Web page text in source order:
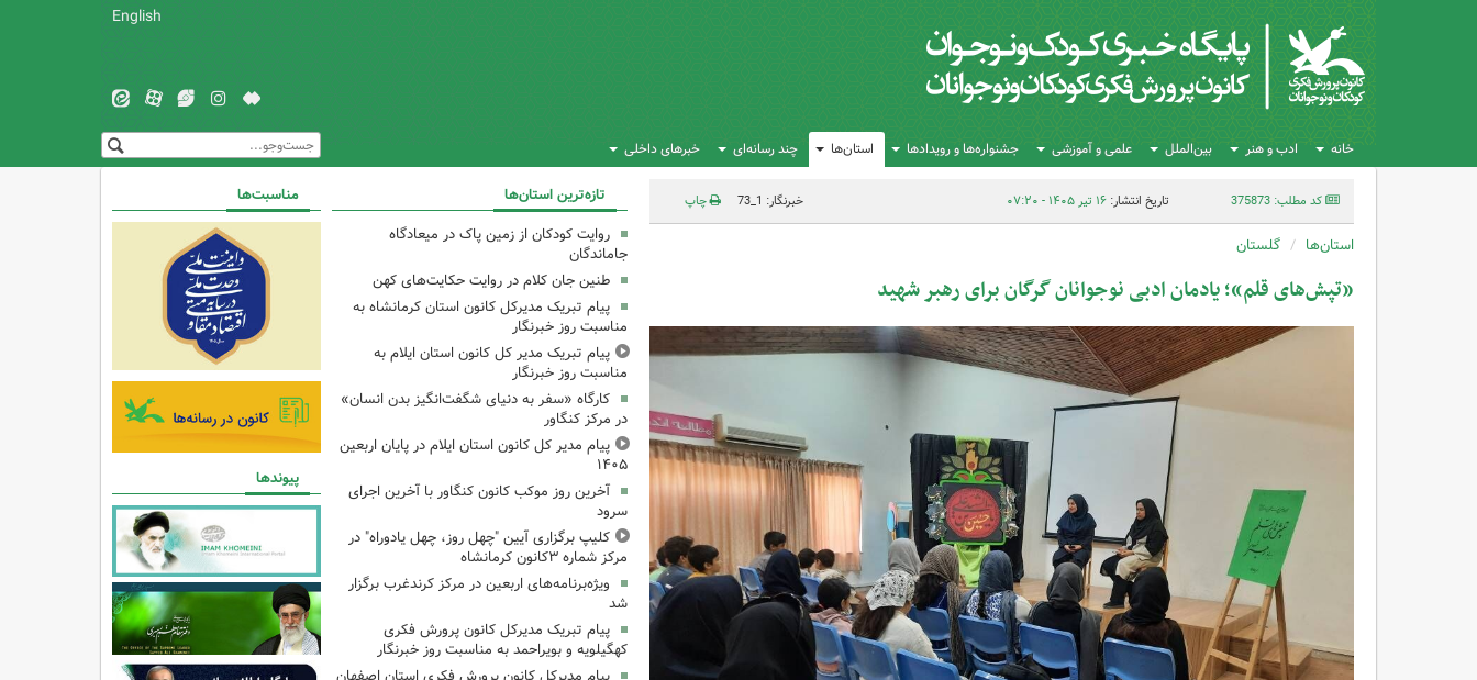
English
خانه ادب و هنر بین‌الملل علمی و آموزشی جشنواره‌ها و رویدادها استان‌ها چند رسانه‌ای خبرهای داخلی
کد مطلب: 375873 تاریخ انتشار:۱۶ تیر ۱۴۰۵ - ۰۷:۲۰ خبرنگار: 1_73 چاپ
استان‌ها گلستان
«تپش‌های قلم»؛ یادمان ادبی نوجوانان گرگان برای رهبر شهید
تازه‌ترین استان‌ها
روایت کودکان از زمین پاک در میعادگاه
جاماندگان
طنین جان کلام در روایت حکایت‌های کهن
پیام تبریک مدیرکل کانون استان کرمانشاه به
مناسبت روز خبرنگار
پیام تبریک مدیر کل کانون استان ایلام به
مناسبت روز خبرنگار
کارگاه «سفر به دنیای شگفت‌انگیز بدن انسان»
در مرکز کنگاور
پیام مدیر کل کانون استان ایلام در پایان اربعین
۱۴۰۵
آخرین روز موکب کانون کنگاور با آخرین اجرای
سرود
کلیپ برگزاری آیین "چهل روز، چهل یادوراه" در
مرکز شماره ۳کانون کرمانشاه
ویژه‌برنامه‌های اربعین در مرکز کرندغرب برگزار
شد
پیام تبریک مدیرکل کانون پرورش فکری
کهگیلویه و بویراحمد به مناسبت روز خبرنگار
مناسبت‌ها
پیوندها